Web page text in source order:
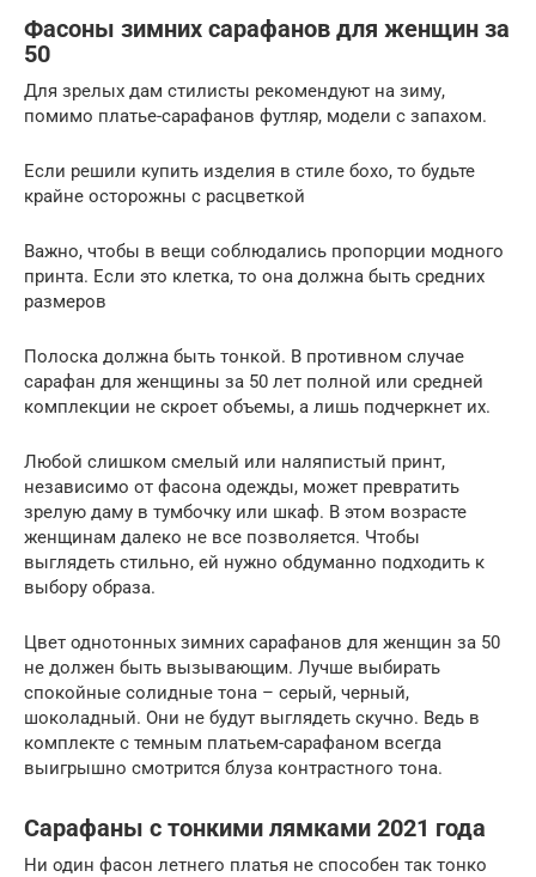
Фасоны зимних сарафанов для женщин за
50
Для зрелых дам стилисты рекомендуют на зиму,
помимо платье-сарафанов футляр, модели с запахом.
Если решили купить изделия в стиле бохо, то будьте
крайне осторожны с расцветкой
Важно, чтобы в вещи соблюдались пропорции модного
принта. Если это клетка, то она должна быть средних
размеров
Полоска должна быть тонкой. В противном случае
сарафан для женщины за 50 лет полной или средней
комплекции не скроет объемы, а лишь подчеркнет их.
Любой слишком смелый или наляпистый принт,
независимо от фасона одежды, может превратить
зрелую даму в тумбочку или шкаф. В этом возрасте
женщинам далеко не все позволяется. Чтобы
выглядеть стильно, ей нужно обдуманно подходить к
выбору образа.
Цвет однотонных зимних сарафанов для женщин за 50
не должен быть вызывающим. Лучше выбирать
спокойные солидные тона – серый, черный,
шоколадный. Они не будут выглядеть скучно. Ведь в
комплекте с темным платьем-сарафаном всегда
выигрышно смотрится блуза контрастного тона.
Сарафаны с тонкими лямками 2021 года
Ни один фасон летнего платья не способен так тонко